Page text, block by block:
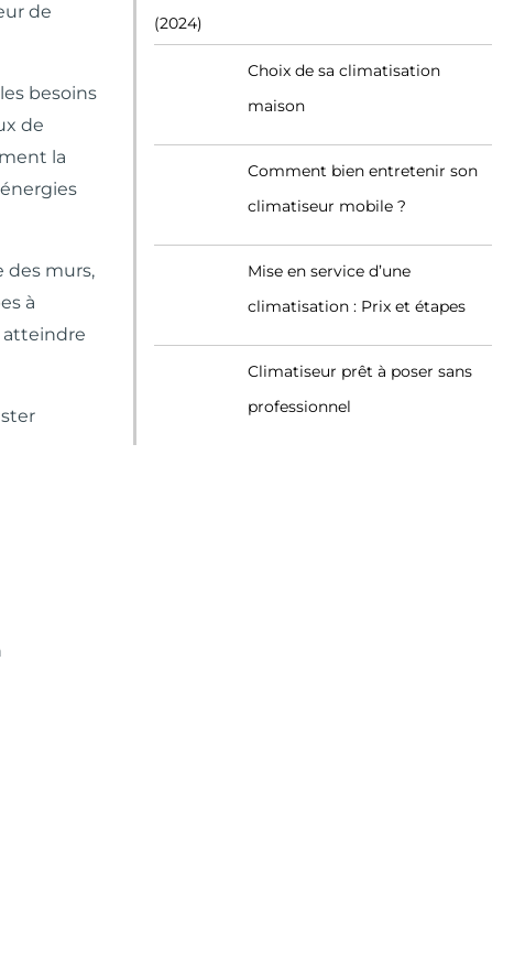
de
besoins
de
la
des murs,
à
atteindre
(2024)
Choix de sa climatisation
maison
Comment bien entretenir son
climatiseur mobile ?
Mise en service d’une
climatisation : Prix et étapes
Climatiseur prêt à poser sans
professionnel